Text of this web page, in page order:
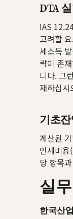
DTA
IAS
고려할
세소득
략이 존
니다. 그
재하십시
기초
계산된
인세비용
당 항목
실
한국산